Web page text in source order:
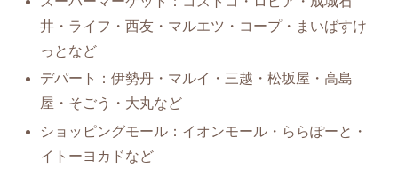
井・ライフ・西友・マルエツ・コープ・まいばすけ
っとなど
デパート：伊勢丹・マルイ・三越・松坂屋・高島
屋・そごう・大丸など
ショッピングモール：イオンモール・ららぽーと・
イトーヨカドなど